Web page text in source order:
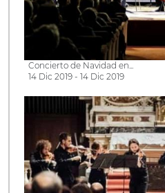
Concierto de Navidad en...
14 Dic 2019 - 14 Dic 2019